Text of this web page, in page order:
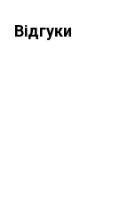
Відгуки